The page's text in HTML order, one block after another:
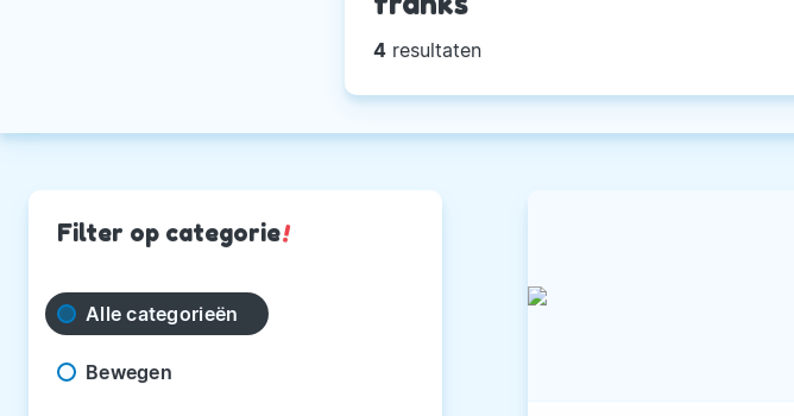
4 resultaten
Filter op categorie!
Alle categorieën
Bewegen